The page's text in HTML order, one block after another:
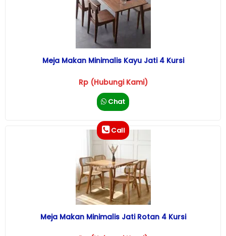
Meja Makan Minimalis Kayu Jati 4 Kursi
Rp (Hubungi Kami)
Chat
Call
Meja Makan Minimalis Jati Rotan 4 Kursi